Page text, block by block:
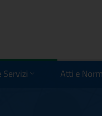
Atti e